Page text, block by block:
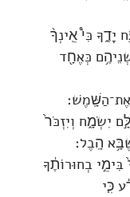
יָדֶ֑ךָ כִּי֩ אֵֽינְךָ֨
כְּאֶחָ֖ד
אֶת־הַשָּֽׁמֶשׁ׃
יִשְׂמָ֑ח וְיִזְכֹּר֙
הָֽבֶל׃
בְחוּרוֹתֶ֔ךָ
כִּ֧י